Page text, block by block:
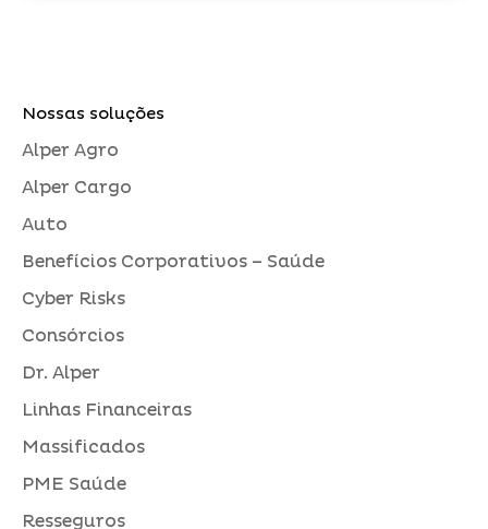
Nossas soluções
Alper Agro
Alper Cargo
Auto
Benefícios Corporativos – Saúde
Cyber Risks
Consórcios
Dr. Alper
Linhas Financeiras
Massificados
PME Saúde
Resseguros